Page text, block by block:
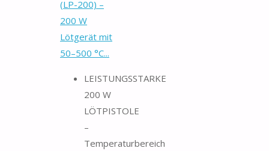
(LP-200) –
200 W
Lötgerät mit
50–500 °C...
LEISTUNGSSTARKE
200 W
LÖTPISTOLE
–
Temperaturbereich